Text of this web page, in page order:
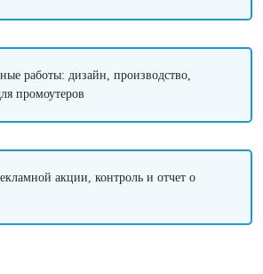
работы: дизайн, производство,
промоутеров
акции, контроль и отчет о